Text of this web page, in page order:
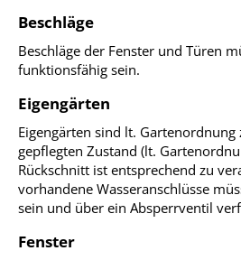
Beschläge
Beschläge der Fenster und Türen
funktionsfähig sein.
Eigengärten
Eigengärten sind lt.
gepflegten Zustand (lt.
Rückschnitt ist entsprechend zu
vorhandene Wasseranschlüsse
sein und über ein Absperrventil
Fenster